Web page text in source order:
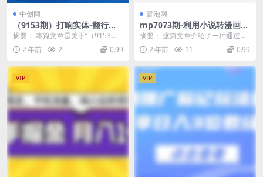
中创网
（9153期）打响实体-翻行业
身仗，​工厂｜门店精准获客战
术体系（20节课）
摘要： 本篇文章是关于“（9153
期）打响实体-翻行业身仗，工厂｜
门店精准获客战...
2 年前 2 0.99
冒泡网
mp7073期-利用小说转漫画视
频神器，傻瓜式操作实现多种
变现方式，单日收益500+
摘要： 这篇文章介绍了一种通过将
小说转换成漫画视频来实现盈利的
项目。项目的核心在...
2 年前 11 0.99
VIP VIP